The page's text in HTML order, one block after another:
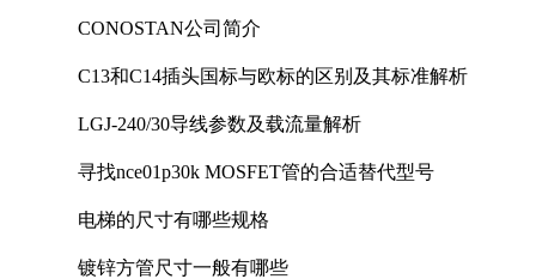
CONOSTAN公司简介
C13和C14插头国标与欧标的区别及其标准解析
LGJ-240/30导线参数及载流量解析
寻找nce01p30k MOSFET管的合适替代型号
电梯的尺寸有哪些规格
镀锌方管尺寸一般有哪些